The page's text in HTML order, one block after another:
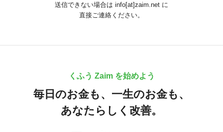
送信できない場合は info[at]zaim.net に
直接ご連絡ください。
くふう Zaim を始めよう
毎日のお金も、 一生のお金も、
あなたらしく改善。